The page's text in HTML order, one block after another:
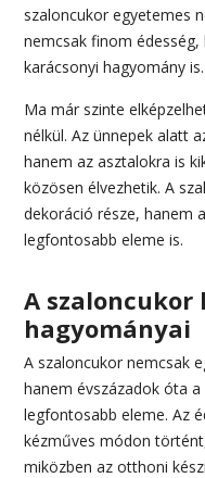
szaloncukor egyetemes
nemcsak finom
karácsonyi hagyomány is.
Ma már szinte
nélkül. Az ünnepek alatt
hanem az asztalokra is
közösen élvezhetik. A
dekoráció része, hanem
legfontosabb eleme is.
A szaloncukor
hagyományai
A szaloncukor nemcsak
hanem évszázadok óta
legfontosabb eleme. Az
kézműves módon
miközben az otthoni